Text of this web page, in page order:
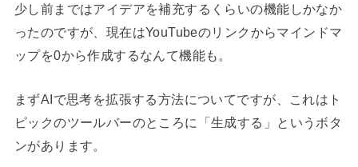
少し前まではアイデアを補充するくらいの機能しかなか
ったのですが、現在はYouTubeのリンクからマインドマ
ップを0から作成するなんて機能も。
まずAIで思考を拡張する方法についてですが、これはト
ピックのツールバーのところに「生成する」というボタ
ンがあります。